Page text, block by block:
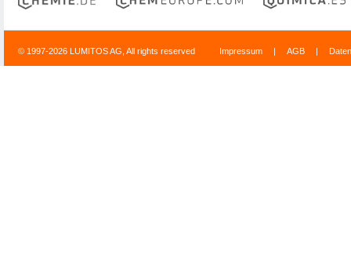
© 1997-2026 LUMITOS AG, All rights reserved Impressum | AGB |